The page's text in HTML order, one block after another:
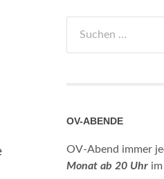
nach:
OV-ABENDE
OV-Abend immer
Monat ab 20 Uhr